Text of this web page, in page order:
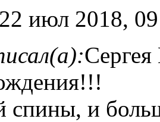
июл 2018,
спины, и